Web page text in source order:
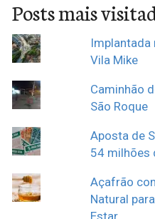
Posts mais
Vila Mike
Caminhão
São Roque
Aposta de
54 milhões
Açafrão
Natural
Estar